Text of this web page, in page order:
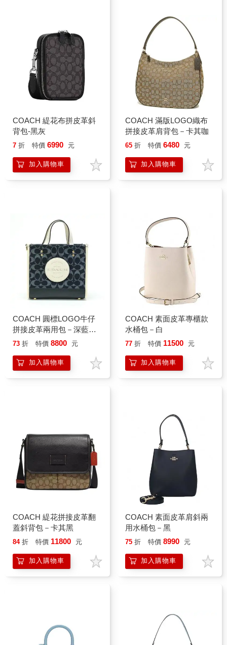
COACH 緹花布拼皮革斜
背包-黑灰
7 折 特價 6990 元
加入購物車
COACH 滿版LOGO織布
拼接皮革肩背包－卡其咖
65 折 特價 6480 元
加入購物車
COACH 圓標LOGO牛仔
拼接皮革兩用包－深藍配
白
73 折 特價 8800 元
加入購物車
COACH 素面皮革專櫃款
水桶包－白
77 折 特價 11500 元
加入購物車
COACH 緹花拼接皮革翻
蓋斜背包－卡其黑
84 折 特價 11800 元
加入購物車
COACH 素面皮革肩斜兩
用水桶包－黑
75 折 特價 8990 元
加入購物車